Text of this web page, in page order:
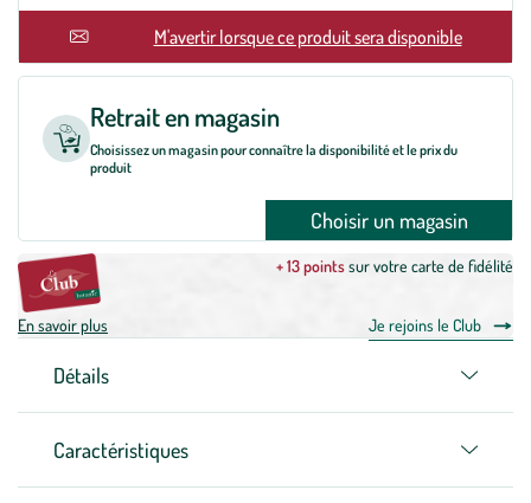
M'avertir lorsque ce produit sera disponible
Retrait en magasin
Choisissez un magasin pour connaître la disponibilité et le prix du
produit
Choisir un magasin
+ 13 pointssur votre carte de fidélité
En savoir plus Je rejoins le Club
Détails
Caractéristiques